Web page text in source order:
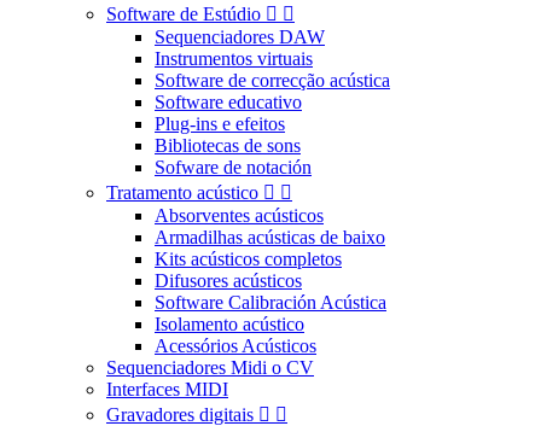
Software de Estúdio  
Sequenciadores DAW
Instrumentos virtuais
Software de correcção acústica
Software educativo
Plug-ins e efeitos
Bibliotecas de sons
Sofware de notación
Tratamento acústico  
Absorventes acústicos
Armadilhas acústicas de baixo
Kits acústicos completos
Difusores acústicos
Software Calibración Acústica
Isolamento acústico
Acessórios Acústicos
Sequenciadores Midi o CV
Interfaces MIDI
Gravadores digitais  